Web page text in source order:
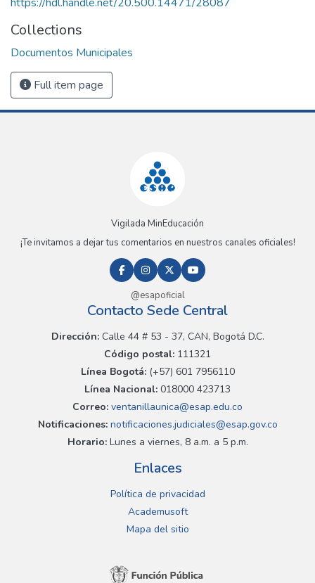
Collections
Documentos Municipales
Full item page
Vigilada MinEducación
¡Te invitamos a dejar tus comentarios en nuestros canales oficiales!
@esapoficial
Contacto Sede Central
Dirección:Calle 44 # 53 - 37, CAN, Bogotá D.C.
Código postal: 111321
Línea Bogotá:(+57) 601 7956110
Línea Nacional: 018000 423713
Correo: ventanillaunica@esap.edu.co
Notificaciones:notificaciones.judiciales@esap.gov.co
Horario:Lunes a viernes, 8 a.m. a 5 p.m.
Enlaces
Política de privacidad
Academusoft
Mapa del sitio